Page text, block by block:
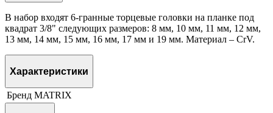
В набор входят 6-гранные торцевые головки на планке под
квадрат 3/8" следующих размеров: 8 мм, 10 мм, 11 мм, 12 мм,
13 мм, 14 мм, 15 мм, 16 мм, 17 мм и 19 мм. Материал – CrV.
Характеристики
Бренд MATRIX